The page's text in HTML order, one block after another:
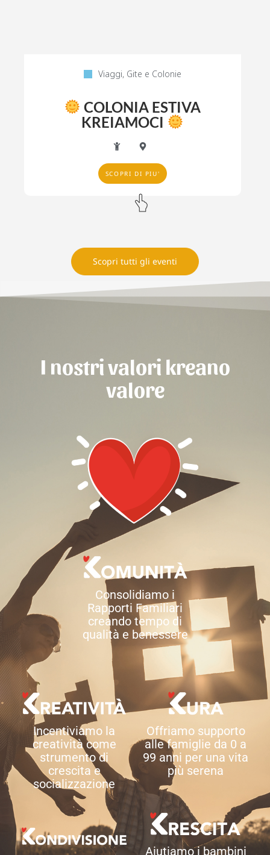
Viaggi, Gite e Colonie
COLONIA ESTIVA
KREIAMOCI
SCOPRI DI PIU'
Scopri tutti gli eventi
I nostri valori kreano
valore
Consolidiamo i
Rapporti Familiari
creando tempo di
qualità e benessere
Incentiviamo la
creatività come
strumento di
crescita e
socializzazione
Offriamo supporto
alle famiglie da 0 a
99 anni per una vita
più serena
Aiutiamo i bambini